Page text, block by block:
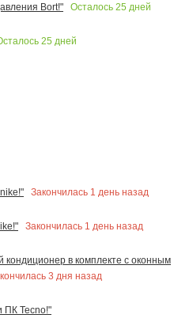
Bort!"
Осталось 25 дней
25 дней
Закончилась 1 день назад
Закончилась 1 день назад
в комплекте с оконным
3 дня назад
ПК Tecno!"